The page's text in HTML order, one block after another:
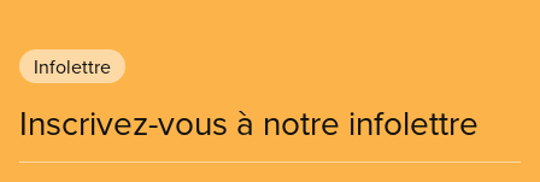
Infolettre
Inscrivez-vous à notre infolettre